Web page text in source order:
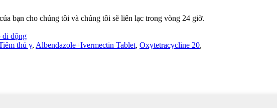
bạn cho chúng tôi và chúng tôi sẽ liên lạc trong vòng 24 giờ.
di động
thú y, Albendazole+Ivermectin Tablet, Oxytetracycline 20,